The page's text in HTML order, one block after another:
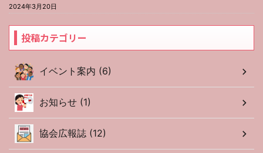
2024年3月20日
投稿カテゴリー
イベント案内 (6)
お知らせ (1)
協会広報誌 (12)